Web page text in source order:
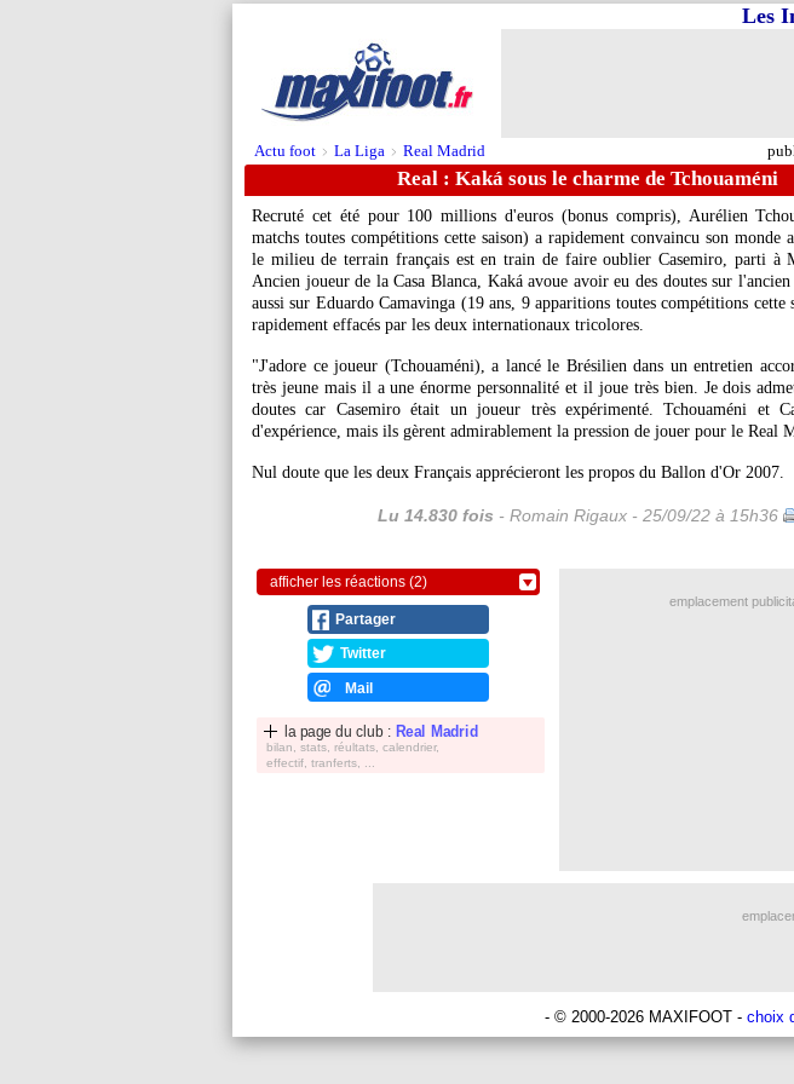
Actu foot > La Liga > Real Madrid
Les
Real : Kaká sous le charme de Tchouaméni
Recruté cet été pour 100 millions d'euros (bonus compris), Aurélien
matchs toutes compétitions cette saison) a rapidement convaincu son monde
le milieu de terrain français est en train de faire oublier Casemiro, parti à
Ancien joueur de la Casa Blanca, Kaká avoue avoir eu des doutes sur l'ancien
aussi sur Eduardo Camavinga (19 ans, 9 apparitions toutes compétitions cette
rapidement effacés par les deux internationaux tricolores.
"J'adore ce joueur (Tchouaméni), a lancé le Brésilien dans un entretien
très jeune mais il a une énorme personnalité et il joue très bien. Je dois
doutes car Casemiro était un joueur très expérimenté. Tchouaméni et
d'expérience, mais ils gèrent admirablement la pression de jouer pour le Real
Nul doute que les deux Français apprécieront les propos du Ballon d'Or 2007.
Lu 14.830 fois - Romain Rigaux - 25/09/22 à 15h36
afficher les réactions (2)
Partager
Twitter
Mail
la page du club : Real Madrid
bilan, stats, réultats, calendrier,
effectif, tranferts, ...
emplacement
- © 2000-2026 MAXIFOOT - choix